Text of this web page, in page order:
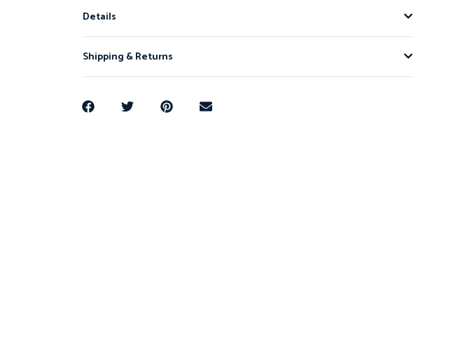
Details
Shipping & Returns